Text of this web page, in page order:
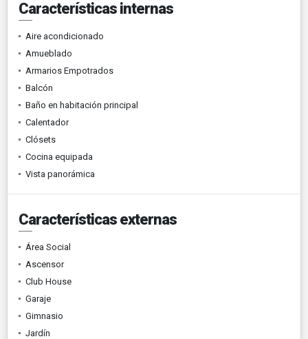
Características internas
Aire acondicionado
Amueblado
Armarios Empotrados
Balcón
Baño en habitación principal
Calentador
Clósets
Cocina equipada
Vista panorámica
Características externas
Área Social
Ascensor
Club House
Garaje
Gimnasio
Jardín